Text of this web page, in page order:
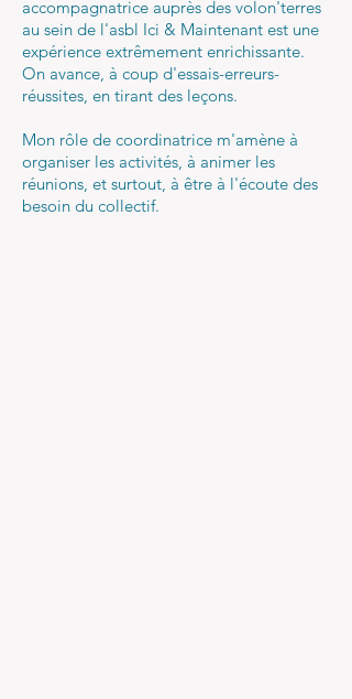
accompagnatrice auprès des volon'terres
au sein de l'asbl Ici & Maintenant est une
expérience extrêmement enrichissante.
On avance, à coup d'essais-erreurs-
réussites, en tirant des leçons.
Mon rôle de coordinatrice m'amène à
organiser les activités, à animer les
réunions, et surtout, à être à l'écoute des
besoin du collectif.